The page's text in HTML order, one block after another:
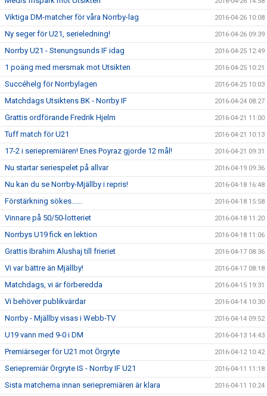
Viktiga DM-matcher för våra Norrby-lag 2016-04-26 10:08
Ny seger för U21, serieledning! 2016-04-26 09:39
Norrby U21 - Stenungsunds IF idag 2016-04-25 12:49
1 poäng med mersmak mot Utsikten 2016-04-25 10:21
Succéhelg för Norrbylagen 2016-04-25 10:03
Matchdags Utsiktens BK - Norrby IF 2016-04-24 08:27
Grattis ordförande Fredrik Hjelm 2016-04-21 11:00
Tuff match för U21 2016-04-21 10:13
17-2 i seriepremiären! Enes Poyraz gjorde 12 mål! 2016-04-21 09:31
Nu startar seriespelet på allvar 2016-04-19 09:36
Nu kan du se Norrby-Mjällby i repris! 2016-04-18 16:48
Förstärkning sökes...... 2016-04-18 15:58
Vinnare på 50/50-lotteriet 2016-04-18 11:20
Norrbys U19 fick en lektion 2016-04-18 11:06
Grattis Ibrahim Alushaj till frieriet 2016-04-17 08:36
Vi var bättre än Mjällby! 2016-04-17 08:18
Matchdags, vi är förberedda 2016-04-15 19:31
Vi behöver publikvärdar 2016-04-14 10:30
Norrby - Mjällby visas i Webb-TV 2016-04-14 09:52
U19 vann med 9-0 i DM 2016-04-13 14:43
Premiärseger för U21 mot Örgryte 2016-04-12 10:42
Seriepremiär Örgryte IS - Norrby IF U21 2016-04-11 11:18
Sista matcherna innan seriepremiären är klara 2016-04-11 10:24